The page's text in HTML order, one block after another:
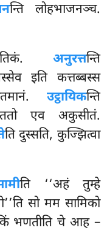
न्ति लोहभाजनञ्च.
अनुरत्तन्ति
इति कत्तब्बस्स
उट्ठायिकन्ति
एव अकुसीतं.
ति दुस्सति, कुज्झित्वा
ति ‘‘अहं तुम्हे
सो मम सामिको
भणतीति चे आह –